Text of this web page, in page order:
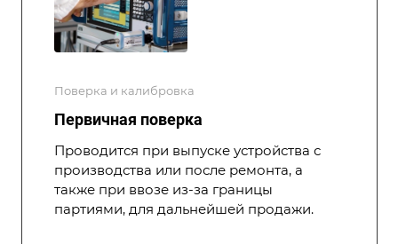
Поверка и калибровка
Первичная поверка
Проводится при выпуске устройства с
производства или после ремонта, а
также при ввозе из-за границы
партиями, для дальнейшей продажи.